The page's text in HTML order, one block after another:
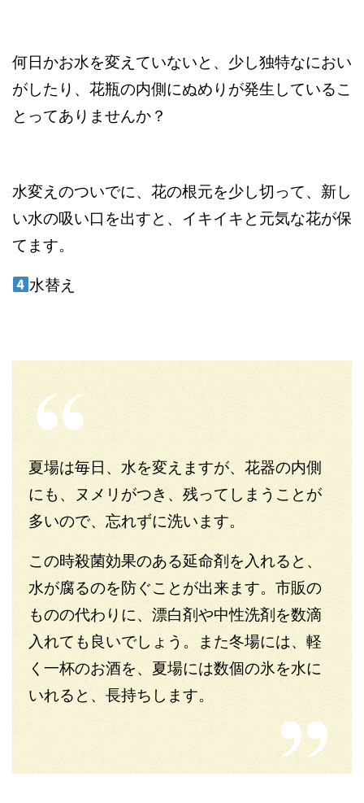
何日かお水を変えていないと、少し独特なにおい
がしたり、花瓶の内側にぬめりが発生しているこ
とってありませんか？
水変えのついでに、花の根元を少し切って、新し
い水の吸い口を出すと、イキイキと元気な花が保
てます。
水替え
夏場は毎日、水を変えますが、花器の内側
にも、ヌメリがつき、残ってしまうことが
多いので、忘れずに洗います。
この時殺菌効果のある延命剤を入れると、
水が腐るのを防ぐことが出来ます。市販の
ものの代わりに、漂白剤や中性洗剤を数滴
入れても良いでしょう。また冬場には、軽
く一杯のお酒を、夏場には数個の氷を水に
いれると、長持ちします。